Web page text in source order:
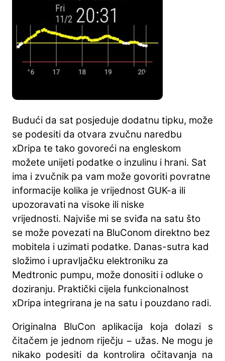
Budući da sat posjeduje dodatnu tipku, može
se podesiti da otvara zvučnu naredbu
xDripa te tako govoreći na engleskom
možete unijeti podatke o inzulinu i hrani. Sat
ima i zvučnik pa vam može govoriti povratne
informacije kolika je vrijednost GUK-a ili
upozoravati na visoke ili niske
vrijednosti. Najviše mi se sviđa na satu što
se može povezati na BluConom direktno bez
mobitela i uzimati podatke. Danas-sutra kad
složimo i upravljačku elektroniku za
Medtronic pumpu, može donositi i odluke o
doziranju. Praktički cijela funkcionalnost
xDripa integrirana je na satu i pouzdano radi.
Originalna BluCon aplikacija koja dolazi s
čitačem je jednom riječju − užas. Ne mogu je
nikako podesiti da kontrolira očitavanja na